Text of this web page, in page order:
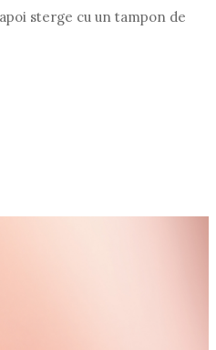
sterge cu un tampon de